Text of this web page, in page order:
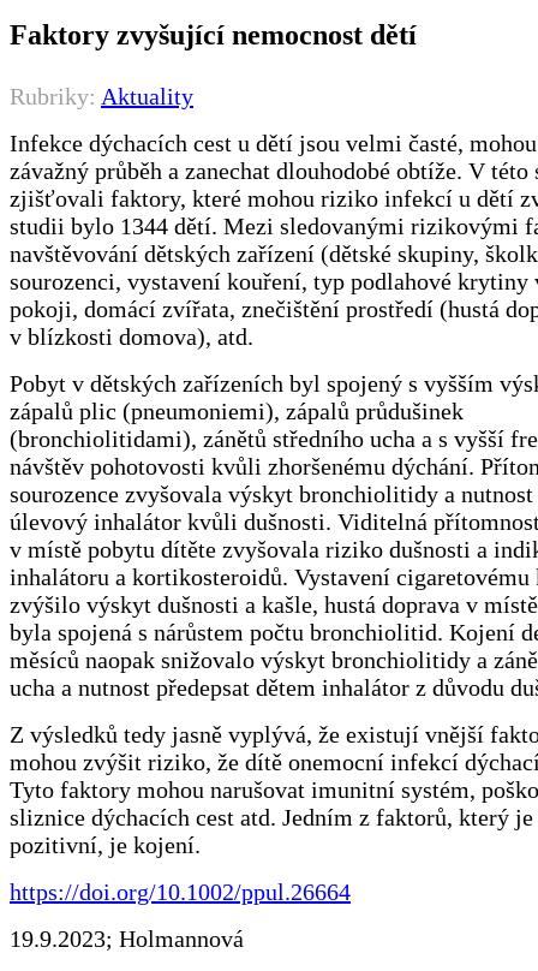
Faktory zvyšující nemocnost dětí
Rubriky: Aktuality
Infekce dýchacích cest u dětí jsou velmi časté,
závažný průběh a zanechat dlouhodobé obtíže. V
zjišťovali faktory, které mohou riziko infekcí u dětí
studii bylo 1344 dětí. Mezi sledovanými rizikovými
navštěvování dětských zařízení (dětské skupiny,
sourozenci, vystavení kouření, typ podlahové krytiny
pokoji, domácí zvířata, znečištění prostředí (hustá
v blízkosti domova), atd.
Pobyt v dětských zařízeních byl spojený s vyšším
zápalů plic (pneumoniemi), zápalů průdušinek
(bronchiolitidami), zánětů středního ucha a s vyšší
návštěv pohotovosti kvůli zhoršenému dýchání.
sourozence zvyšovala výskyt bronchiolitidy a nutnost
úlevový inhalátor kvůli dušnosti. Viditelná
v místě pobytu dítěte zvyšovala riziko dušnosti a
inhalátoru a kortikosteroidů. Vystavení cigaretovému
zvýšilo výskyt dušnosti a kašle, hustá doprava v
byla spojená s nárůstem počtu bronchiolitid. Kojení
měsíců naopak snižovalo výskyt bronchiolitidy a
ucha a nutnost předepsat dětem inhalátor z důvodu
Z výsledků tedy jasně vyplývá, že existují vnější
mohou zvýšit riziko, že dítě onemocní infekcí
Tyto faktory mohou narušovat imunitní systém,
sliznice dýchacích cest atd. Jedním z faktorů, který je
pozitivní, je kojení.
https://doi.org/10.1002/ppul.26664
19.9.2023; Holmannová